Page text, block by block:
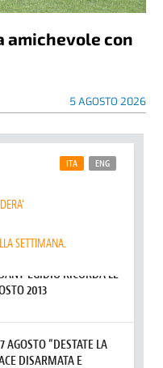
amichevole con
5 AGOSTO 2026